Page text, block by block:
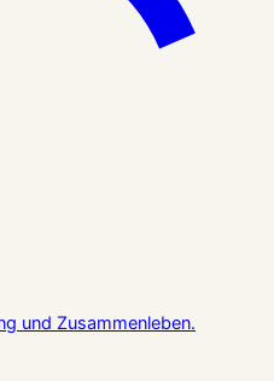
und Zusammenleben.